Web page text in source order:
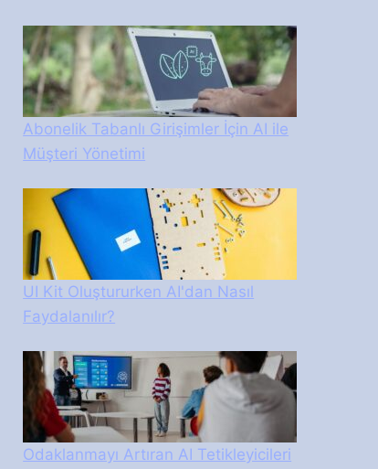
Abonelik Tabanlı Girişimler İçin AI ile
Müşteri Yönetimi
UI Kit Oluştururken AI'dan Nasıl
Faydalanılır?
Odaklanmayı Artıran AI Tetikleyicileri